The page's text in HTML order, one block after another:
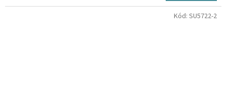
Kód: SU5722-2